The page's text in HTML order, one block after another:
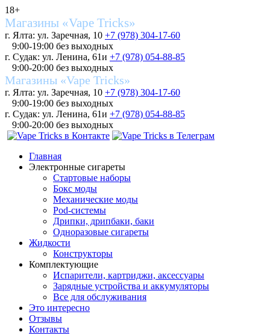
18+
Магазины «Vape Tricks»
г. Ялта: ул. Заречная, 10 +7 (978) 304-17-60
9:00-19:00 без выходных
г. Судак: ул. Ленина, 61и +7 (978) 054-88-85
9:00-20:00 без выходных
Магазины «Vape Tricks»
г. Ялта: ул. Заречная, 10 +7 (978) 304-17-60
9:00-19:00 без выходных
г. Судак: ул. Ленина, 61и +7 (978) 054-88-85
9:00-20:00 без выходных
Главная
Электронные сигареты
Стартовые наборы
Бокс моды
Механические моды
Pod-системы
Дрипки, дрипбаки, баки
Одноразовые сигареты
Жидкости
Конструкторы
Комплектующие
Испарители, картриджи, аксессуары
Зарядные устройства и аккумуляторы
Все для обслуживания
Это интересно
Отзывы
Контакты